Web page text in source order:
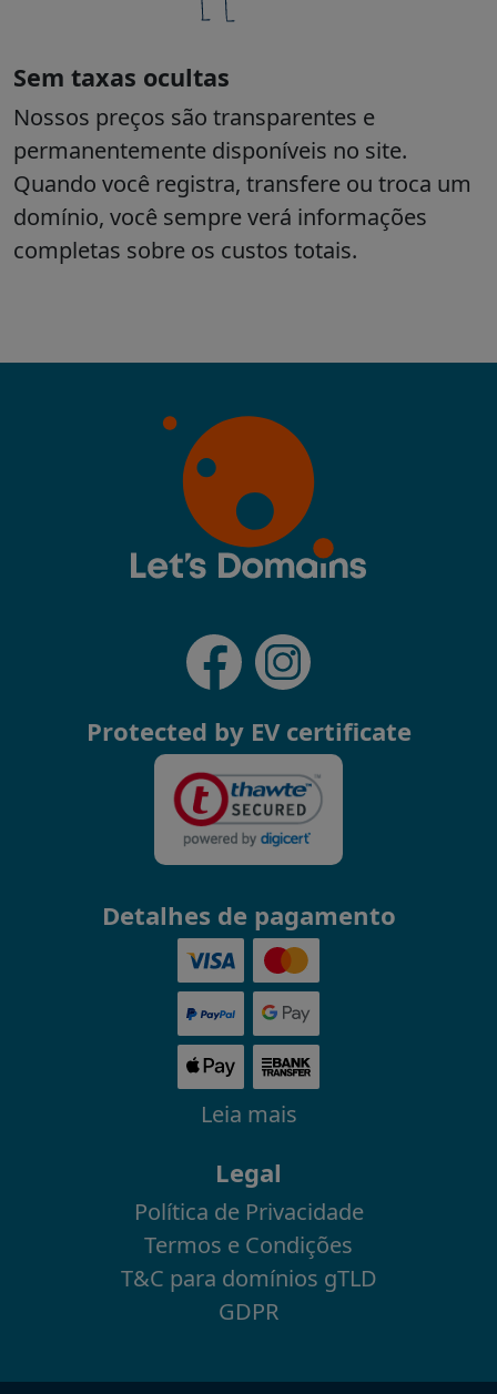
Protected by EV certificate
Detalhes de pagamento
Leia mais
Legal
Política de Privacidade
Termos e Condições
T&C para domínios gTLD
GDPR